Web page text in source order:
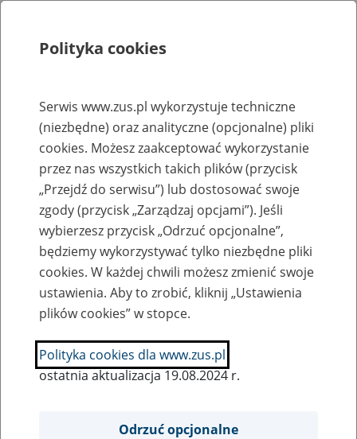
Biuletyn Informacji Publicznej
Wszystkie oferty pracy
Jednostka ZUS:
Data publikacji od
Data publikacji do
Polityka cookies
Serwis www.zus.pl wykorzystuje techniczne
(niezbędne) oraz analityczne (opcjonalne) pliki
cookies. Możesz zaakceptować wykorzystanie
przez nas wszystkich takich plików (przycisk
„Przejdź do serwisu”) lub dostosować swoje
zgody (przycisk „Zarządzaj opcjami”). Jeśli
wybierzesz przycisk „Odrzuć opcjonalne”,
będziemy wykorzystywać tylko niezbędne pliki
cookies. W każdej chwili możesz zmienić swoje
ustawienia. Aby to zrobić, kliknij „Ustawienia
plików cookies” w stopce.
Polityka cookies dla www.zus.pl
ostatnia aktualizacja 19.08.2024 r.
Odrzuć opcjonalne